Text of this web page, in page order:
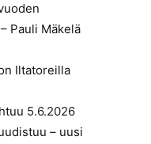
Pauli Mäkelä
Iltatoreilla
5.6.2026
– uusi